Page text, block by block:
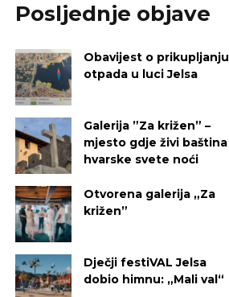
Posljednje objave
Obavijest o prikupljanju
otpada u luci Jelsa
Galerija ”Za križen” –
mjesto gdje živi baština
hvarske svete noći
Otvorena galerija „Za
križen”
Dječji festiVAL Jelsa
dobio himnu: „Mali val“